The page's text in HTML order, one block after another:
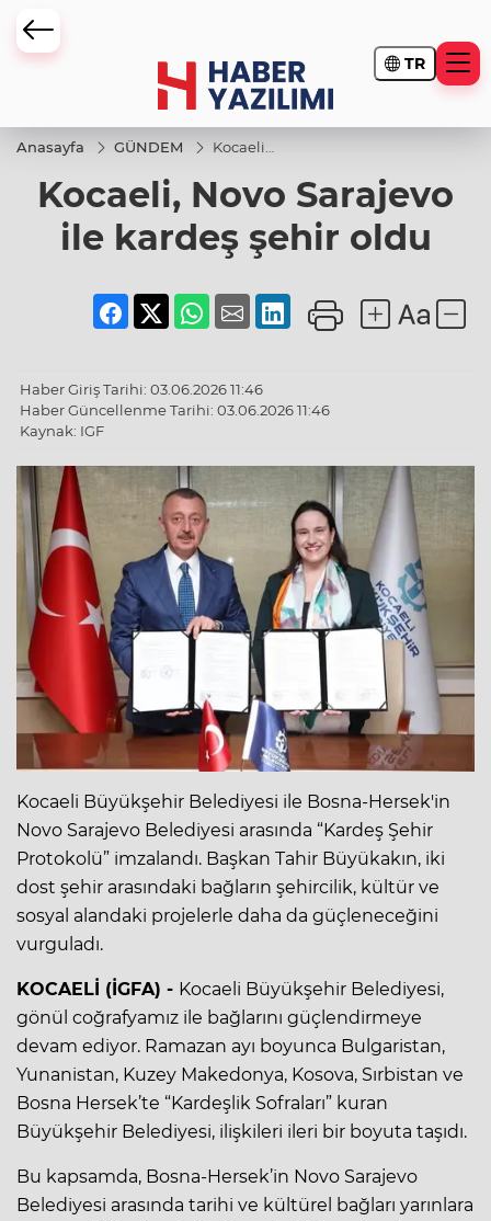
TR
Anasayfa GÜNDEM
Kocaeli,
Sarajevo
ile
şehir
oldu
Kocaeli, Novo Sarajevo
ile kardeş şehir oldu
Haber Giriş Tarihi: 03.06.2026 11:46
Haber Güncellenme Tarihi: 03.06.2026 11:46
Kaynak: IGF
Kocaeli Büyükşehir Belediyesi ile Bosna-Hersek'in
Novo Sarajevo Belediyesi arasında “Kardeş Şehir
Protokolü” imzalandı. Başkan Tahir Büyükakın, iki
dost şehir arasındaki bağların şehircilik, kültür ve
sosyal alandaki projelerle daha da güçleneceğini
vurguladı.
KOCAELİ (İGFA) - Kocaeli Büyükşehir Belediyesi,
gönül coğrafyamız ile bağlarını güçlendirmeye
devam ediyor. Ramazan ayı boyunca Bulgaristan,
Yunanistan, Kuzey Makedonya, Kosova, Sırbistan ve
Bosna Hersek’te “Kardeşlik Sofraları” kuran
Büyükşehir Belediyesi, ilişkileri ileri bir boyuta taşıdı.
Bu kapsamda, Bosna-Hersek’in Novo Sarajevo
Belediyesi arasında tarihi ve kültürel bağları yarınlara